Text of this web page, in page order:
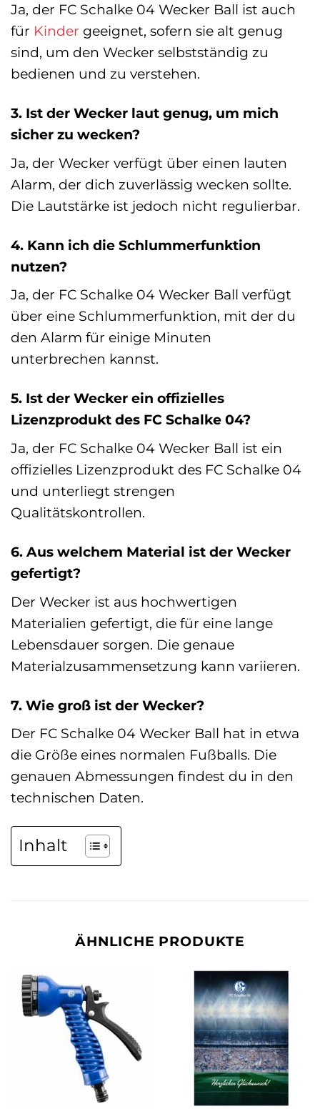
Ja, der FC Schalke 04 Wecker Ball ist auch
für Kinder geeignet, sofern sie alt genug
sind, um den Wecker selbstständig zu
bedienen und zu verstehen.
3. Ist der Wecker laut genug, um mich
sicher zu wecken?
Ja, der Wecker verfügt über einen lauten
Alarm, der dich zuverlässig wecken sollte.
Die Lautstärke ist jedoch nicht regulierbar.
4. Kann ich die Schlummerfunktion
nutzen?
Ja, der FC Schalke 04 Wecker Ball verfügt
über eine Schlummerfunktion, mit der du
den Alarm für einige Minuten
unterbrechen kannst.
5. Ist der Wecker ein offizielles
Lizenzprodukt des FC Schalke 04?
Ja, der FC Schalke 04 Wecker Ball ist ein
offizielles Lizenzprodukt des FC Schalke 04
und unterliegt strengen
Qualitätskontrollen.
6. Aus welchem Material ist der Wecker
gefertigt?
Der Wecker ist aus hochwertigen
Materialien gefertigt, die für eine lange
Lebensdauer sorgen. Die genaue
Materialzusammensetzung kann variieren.
7. Wie groß ist der Wecker?
Der FC Schalke 04 Wecker Ball hat in etwa
die Größe eines normalen Fußballs. Die
genauen Abmessungen findest du in den
technischen Daten.
Inhalt
ÄHNLICHE PRODUKTE